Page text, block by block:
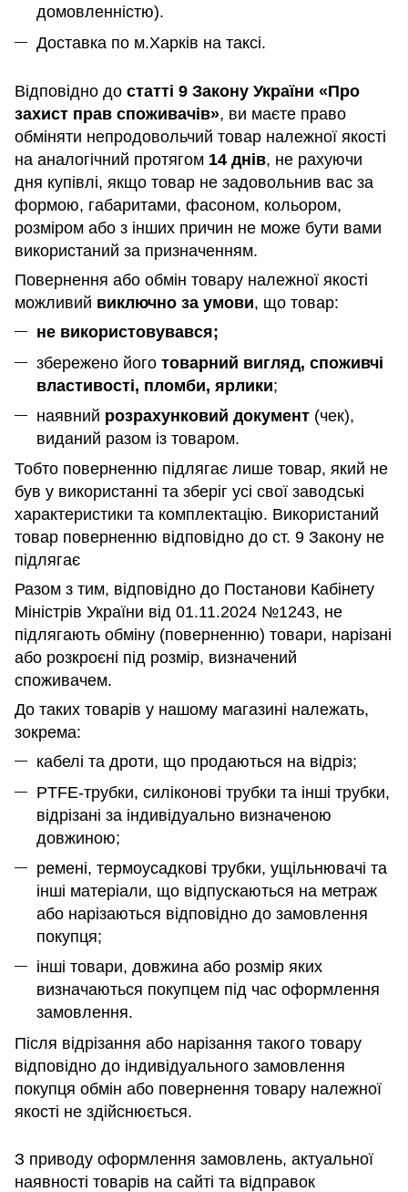
домовленністю).
Доставка по м.Харків на таксі.
Відповідно до статті 9 Закону України «Про
захист прав споживачів», ви маєте право
обміняти непродовольчий товар належної якості
на аналогічний протягом 14 днів, не рахуючи
дня купівлі, якщо товар не задовольнив вас за
формою, габаритами, фасоном, кольором,
розміром або з інших причин не може бути вами
використаний за призначенням.
Повернення або обмін товару належної якості
можливий виключно за умови, що товар:
не використовувався;
збережено його товарний вигляд, споживчі
властивості, пломби, ярлики;
наявний розрахунковий документ (чек),
виданий разом із товаром.
Тобто поверненню підлягає лише товар, який не
був у використанні та зберіг усі свої заводські
характеристики та комплектацію. Використаний
товар поверненню відповідно до ст. 9 Закону не
підлягає
Разом з тим, відповідно до Постанови Кабінету
Міністрів України від 01.11.2024 №1243, не
підлягають обміну (поверненню) товари, нарізані
або розкроєні під розмір, визначений
споживачем.
До таких товарів у нашому магазині належать,
зокрема:
кабелі та дроти, що продаються на відріз;
PTFE-трубки, силіконові трубки та інші трубки,
відрізані за індивідуально визначеною
довжиною;
ремені, термоусадкові трубки, ущільнювачі та
інші матеріали, що відпускаються на метраж
або нарізаються відповідно до замовлення
покупця;
інші товари, довжина або розмір яких
визначаються покупцем під час оформлення
замовлення.
Після відрізання або нарізання такого товару
відповідно до індивідуального замовлення
покупця обмін або повернення товару належної
якості не здійснюється.
З приводу оформлення замовлень, актуальної
наявності товарів на сайті та відправок